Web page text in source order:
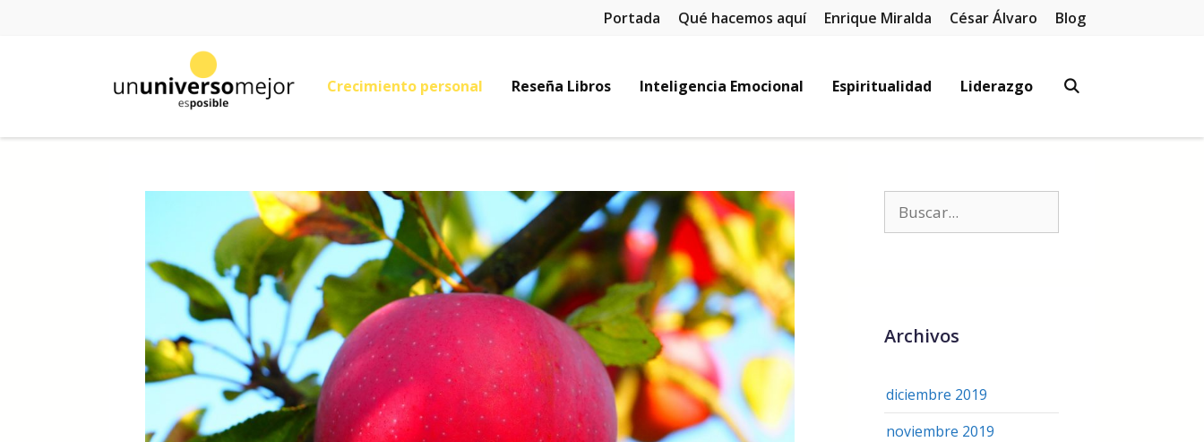
Portada Qué hacemos aquí Enrique Miralda César Álvaro Blog
Crecimiento personal Reseña Libros Inteligencia Emocional Espiritualidad Liderazgo
Archivos
diciembre 2019
noviembre 2019